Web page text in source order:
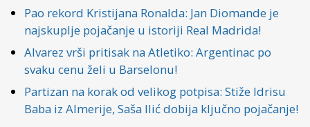
Pao rekord Kristijana Ronalda: Jan Diomande je
najskuplje pojačanje u istoriji Real Madrida!
Alvarez vrši pritisak na Atletiko: Argentinac po
svaku cenu želi u Barselonu!
Partizan na korak od velikog potpisa: Stiže Idrisu
Baba iz Almerije, Saša Ilić dobija ključno pojačanje!